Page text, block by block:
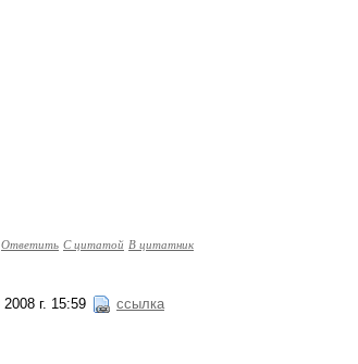
Ответить С цитатой В цитатник
г. 15:59 ссылка